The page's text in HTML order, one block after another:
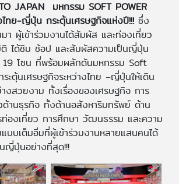
JAPAN
มหกรรม SOFT POWER
ทย-ญี่ปุ่น กระตุ้นเศรษฐกิจแห่งปี!!! ซึ่ง
ผู้เข้าร่วมงานได้สัมผัส และท่องเที่ยว
ได้ชิม ช้อป และสัมผัสความเป็นญี่ปุ่น
โซน ที่พร้อมผลักดันมหกรรม Soft
ตุ้นเศรษฐกิจระหว่างไทย –ญี่ปุ่นให้เดิน
งสวยงาม ทั้งเรื่องของเศรษฐกิจ การ
านธุรกิจ ทั้งด้านอสังหาริมทรัพย์ ด้าน
องเที่ยว การศึกษา วัฒนธรรม และความ
บบเต็มอิ่มที่ผู้เข้าร่วมงานหลายแสนคนได้
ญี่ปุ่นอย่างที่สุด!!!